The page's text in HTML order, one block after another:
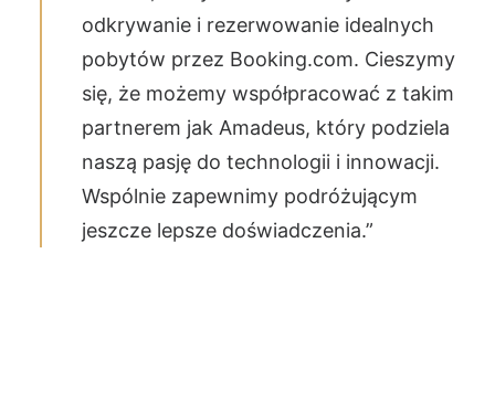
odkrywanie i rezerwowanie idealnych
pobytów przez Booking.com. Cieszymy
się, że możemy współpracować z takim
partnerem jak Amadeus, który podziela
naszą pasję do technologii i innowacji.
Wspólnie zapewnimy podróżującym
jeszcze lepsze doświadczenia.”